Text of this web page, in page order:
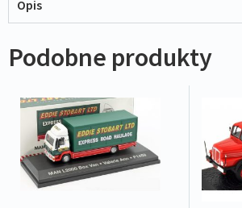
Opis
Podobne produkty